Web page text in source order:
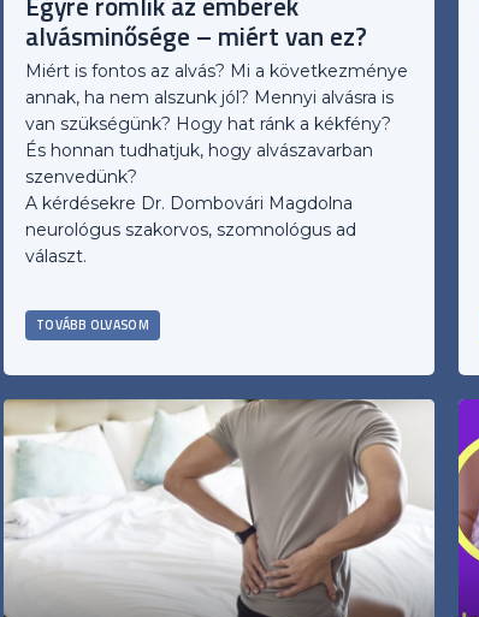
alvásminősége – miért van ez?
Miért is fontos az alvás? Mi a következménye
annak, ha nem alszunk jól? Mennyi alvásra is
van szükségünk? Hogy hat ránk a kékfény?
És honnan tudhatjuk, hogy alvászavarban
szenvedünk?
A kérdésekre Dr. Dombovári Magdolna
neurológus szakorvos, szomnológus ad
választ.
TOVÁBB OLVASOM